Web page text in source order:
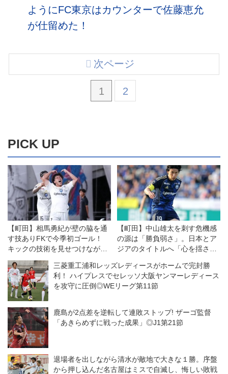
ようにFC東京はカウンターで佐藤恵允
が仕留めた！
1 2
次ページ
PICK UP
【町田】相馬勇紀が壁の脇を通
す技ありFKで今季初ゴール！
キックの技術を見せつけながら
「当たり前だけどやっぱり大
切」だと思ったこと
【町田】中山雄太を刺す危機感
の源は「勝負弱さ」。日本とア
ジアのタイトルへ「心を揺さぶ
ー）
三菱重工浦和レッズレディースがホームで完封勝
利！ ハイプレスでセレッソ大阪ヤンマーレディース
を攻守に圧倒◎WEリーグ第11節
鹿島が2点差を逆転して連敗ストップ! ザーゴ監督
「あきらめずに戦った成果」◎J1第21節
退場者を出しながら清水が敵地で大きな１勝。序盤
から押し込んだ名古屋はミスで自滅し、悔しい敗戦